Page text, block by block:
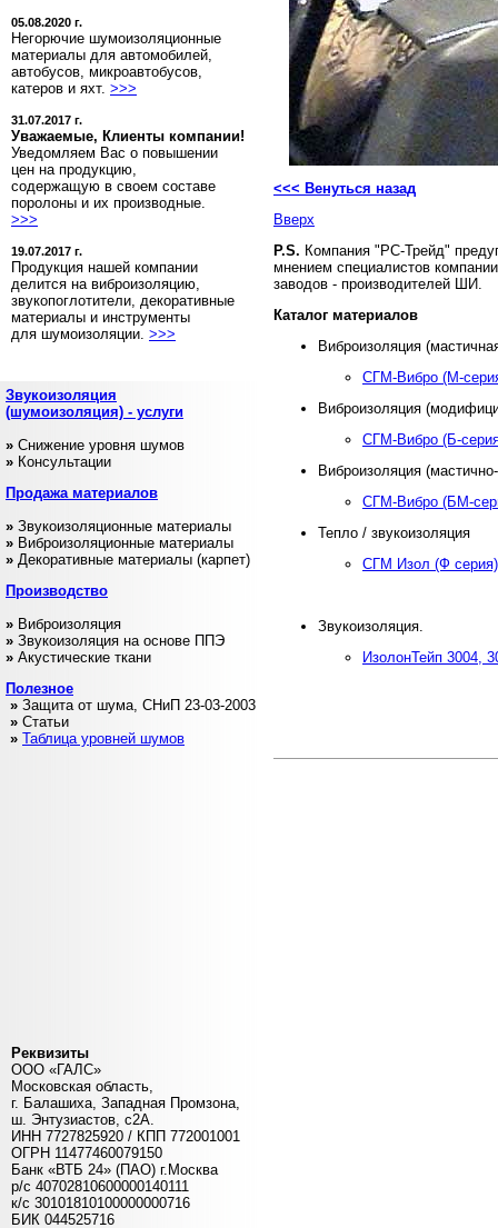
05.08.2020 г.
Негорючие шумоизоляционные
материалы для автомобилей,
автобусов, микроавтобусов,
катеров и яхт. >>>
31.07.2017 г.
Уважаемые, Клиенты компании!
Уведомляем Вас о повышении
цен на продукцию,
содержащую в своем составе
поролоны и их производные.
>>>
19.07.2017 г.
Продукция нашей компании
делится на виброизоляцию,
звукопоглотители, декоративные
материалы и инструменты
для шумоизоляции. >>>
Звукоизоляция
(шумоизоляция) - услуги
» Снижение уровня шумов
» Консультации
Продажаматериалов
» Звукоизоляционные материалы
» Виброизоляционные материалы
» Декоративные материалы (карпет)
Производство
» Виброизоляция
» Звукоизоляция на основе ППЭ
» Акустические ткани
Полезное
» Защита от шума, СНиП 23-03-2003
» Статьи
» Таблица уровней шумов
Реквизиты
ООО «ГАЛС»
Московская область,
г. Балашиха, Западная Промзона,
ш. Энтузиастов, с2А.
ИНН 7727825920 / КПП 772001001
ОГРН 11477460079150
Банк «ВТБ 24» (ПАО) г.Москва
р/с 40702810600000140111
к/c 30101810100000000716
БИК 044525716
<<< Венуться назад
Вверх
P.S. Компания "РС-Трейд"
мнением специалистов
заводов - производителей ШИ.
Каталог материалов
Виброизоляция
СГМ-Вибро (М-
Виброизоляция
СГМ-Вибро (Б-
Виброизоляция
СГМ-Вибро (БМ-
Тепло / звукоизоляция
СГМ Изол (Ф серия)
Звукоизоляция.
ИзолонТейп 3004,